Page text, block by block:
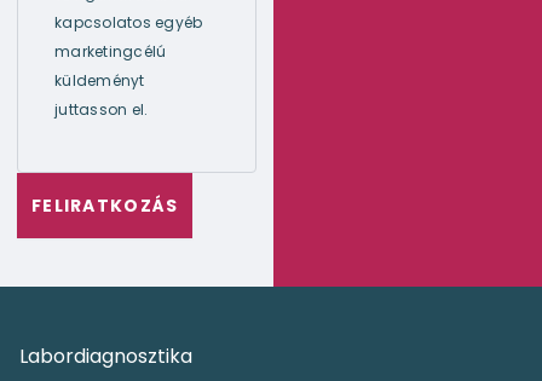
kapcsolatos egyéb
marketingcélú
küldeményt
juttasson el.
Labordiagnosztika